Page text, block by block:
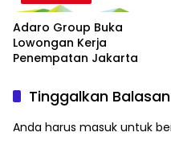
Adaro Group Buka
Lowongan Kerja
Penempatan Jakarta
Tinggalkan Balasan
Anda harus masuk untuk